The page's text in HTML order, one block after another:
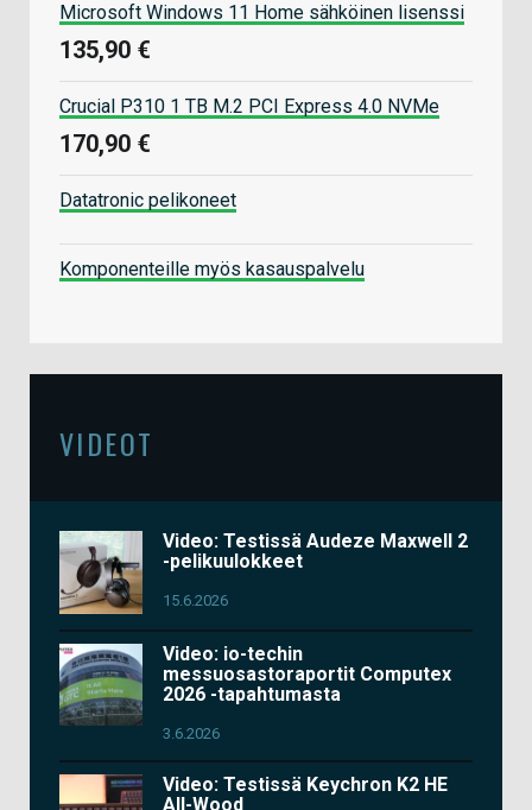
Microsoft Windows 11 Home sähköinen lisenssi
135,90 €
Crucial P310 1 TB M.2 PCI Express 4.0 NVMe
170,90 €
Datatronic pelikoneet
Komponenteille myös kasauspalvelu
VIDEOT
Video: Testissä Audeze Maxwell 2
-pelikuulokkeet
15.6.2026
Video: io-techin
messuosastoraportit Computex
2026 -tapahtumasta
3.6.2026
Video: Testissä Keychron K2 HE
All-Wood